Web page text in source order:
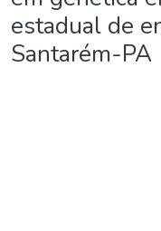
estadual de
Santarém-PA